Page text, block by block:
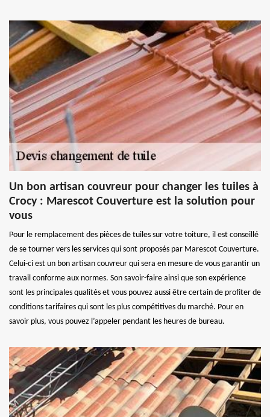
Un bon artisan couvreur pour changer les tuiles à
Crocy : Marescot Couverture est la solution pour
vous
Pour le remplacement des pièces de tuiles sur votre toiture, il est conseillé
de se tourner vers les services qui sont proposés par Marescot Couverture.
Celui-ci est un bon artisan couvreur qui sera en mesure de vous garantir un
travail conforme aux normes. Son savoir-faire ainsi que son expérience
sont les principales qualités et vous pouvez aussi être certain de profiter de
conditions tarifaires qui sont les plus compétitives du marché. Pour en
savoir plus, vous pouvez l’appeler pendant les heures de bureau.